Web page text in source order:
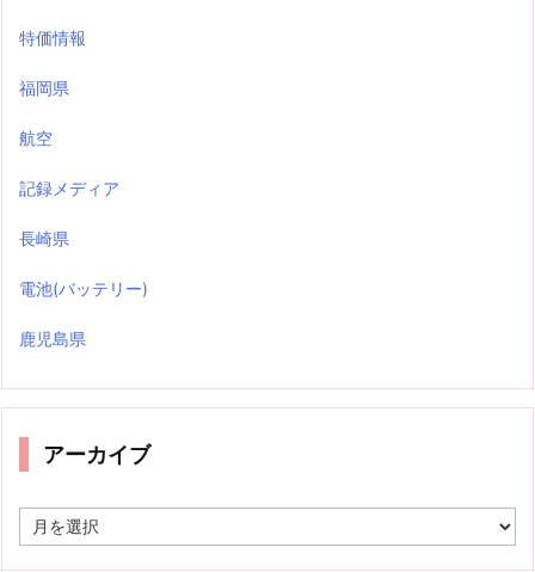
特価情報
福岡県
航空
記録メディア
長崎県
電池(バッテリー)
鹿児島県
アーカイブ
ー